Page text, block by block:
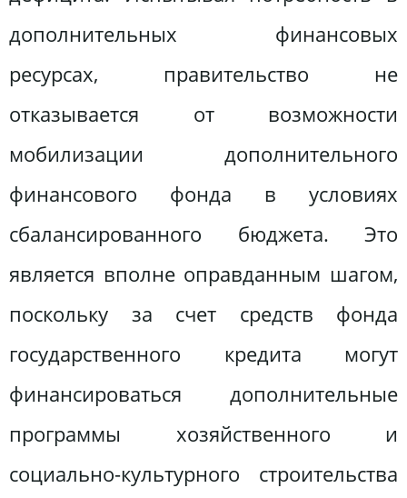
дополнительных финансовых
ресурсах, правительство не
отказывается от возможности
мобилизации дополнительного
финансового фонда в условиях
сбалансированного бюджета. Это
является вполне оправданным шагом,
поскольку за счет средств фонда
государственного кредита могут
финансироваться дополнительные
программы хозяйственного и
социально-культурного строительства